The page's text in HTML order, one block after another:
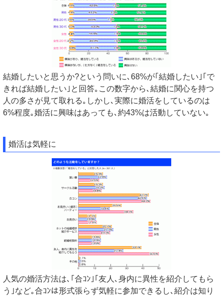
結婚したいと思うか?という問いに､68%が｢結婚したい｣｢で
きれば結婚したい｣と回答｡この数字から､結婚に関心を持つ
人の多さが見て取れる｡しかし､実際に婚活をしているのは
6%程度｡婚活に興味はあっても､約43%は活動していない｡
婚活は気軽に
人気の婚活方法は､｢合ｺﾝ｣｢友人､身内に異性を紹介してもら
う｣など｡合ｺﾝは形式張らず気軽に参加できるし､紹介は知り